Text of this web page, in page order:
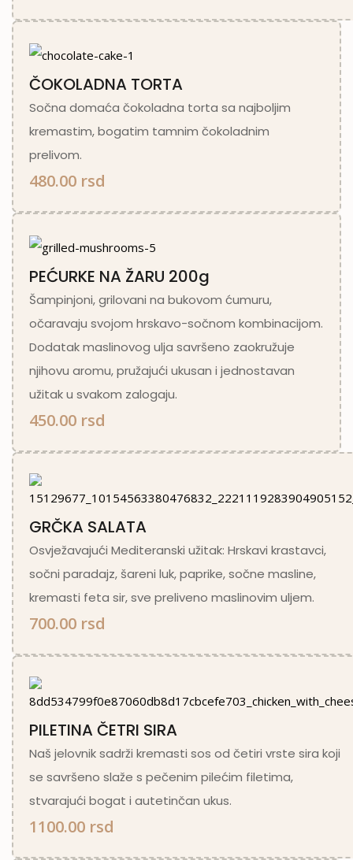
ČOKOLADNA TORTA
Sočna domaća čokoladna torta sa najboljim
kremastim, bogatim tamnim čokoladnim
prelivom.
480.00 rsd
PEĆURKE NA ŽARU 200g
Šampinjoni, grilovani na bukovom ćumuru,
očaravaju svojom hrskavo-sočnom kombinacijom.
Dodatak maslinovog ulja savršeno zaokružuje
njihovu aromu, pružajući ukusan i jednostavan
užitak u svakom zalogaju.
450.00 rsd
GRČKA SALATA
Osvježavajući Mediteranski užitak: Hrskavi krastavci,
sočni paradajz, šareni luk, paprike, sočne masline,
kremasti feta sir, sve preliveno maslinovim uljem.
700.00 rsd
PILETINA ČETRI SIRA
Naš jelovnik sadrži kremasti sos od četiri vrste sira koji
se savršeno slaže s pečenim pilećim filetima,
stvarajući bogat i autetinčan ukus.
1100.00 rsd